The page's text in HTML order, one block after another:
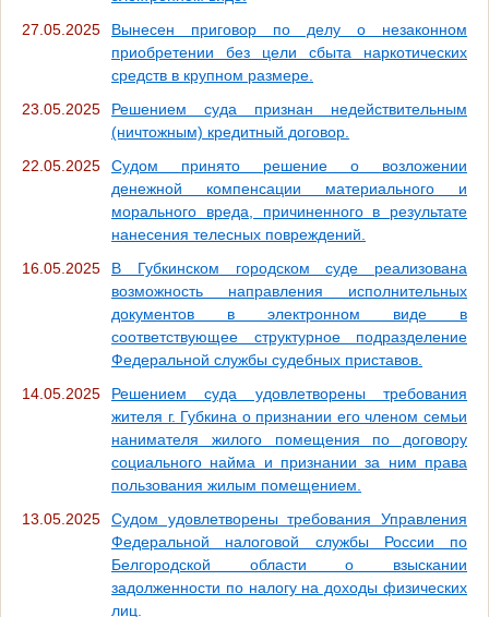
27.05.2025
Вынесен приговор по делу о незаконном
приобретении без цели сбыта наркотических
средств в крупном размере.
23.05.2025
Решением суда признан недействительным
(ничтожным) кредитный договор.
22.05.2025
Судом принято решение о возложении
денежной компенсации материального и
морального вреда, причиненного в результате
нанесения телесных повреждений.
16.05.2025
В Губкинском городском суде реализована
возможность направления исполнительных
документов в электронном виде в
соответствующее структурное подразделение
Федеральной службы судебных приставов.
14.05.2025
Решением суда удовлетворены требования
жителя г. Губкина о признании его членом семьи
нанимателя жилого помещения по договору
социального найма и признании за ним права
пользования жилым помещением.
13.05.2025
Судом удовлетворены требования Управления
Федеральной налоговой службы России по
Белгородской области о взыскании
задолженности по налогу на доходы физических
лиц.